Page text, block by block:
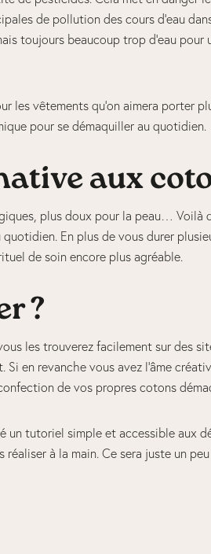
de pollution des cours d’eau
toujours beaucoup trop d’eau
les vêtements qu’on aimera porter
pour se démaquiller au quotidien.
aux
plus doux pour la peau… Voilà
En plus de vous durer
de soin encore plus agréable.
?
les trouverez facilement sur des
Si en revanche vous avez l’âme
de vos propres cotons
un tutoriel simple et accessible aux
à la main. Ce sera juste un